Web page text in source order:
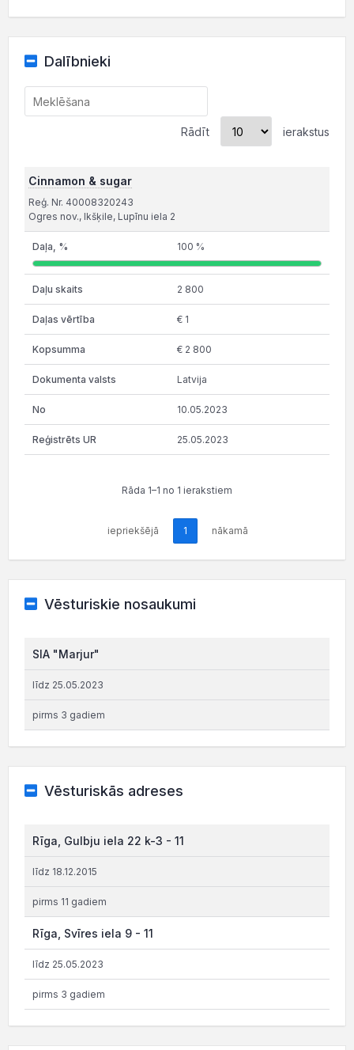
Dalībnieki
Rādīt ierakstus
Cinnamon & sugar
Reģ. Nr. 40008320243
Ogres nov., Ikšķile, Lupīnu iela 2
100 %
2 800
€ 1
€ 2 800
Latvija
10.05.2023
25.05.2023
Rāda 1–1 no 1 ierakstiem
iepriekšējā 1 nākamā
Vēsturiskie nosaukumi
SIA "Marjur"
līdz 25.05.2023
pirms 3 gadiem
Vēsturiskās adreses
Rīga, Gulbju iela 22 k-3 - 11
līdz 18.12.2015
pirms 11 gadiem
Rīga, Svīres iela 9 - 11
līdz 25.05.2023
pirms 3 gadiem